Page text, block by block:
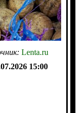
Lenta.ru
15:00